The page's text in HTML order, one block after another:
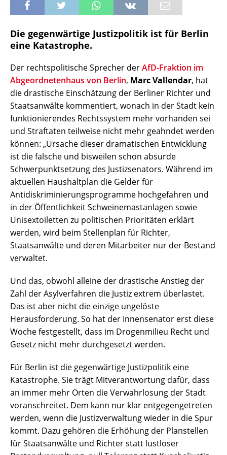
Die gegenwärtige Justizpolitik ist für Berlin
eine Katastrophe.
Der rechtspolitische Sprecher derAfD-Fraktion im
Abgeordnetenhaus von Berlin, Marc Vallendar, hat
die drastische Einschätzung der Berliner Richter und
Staatsanwälte kommentiert, wonach in der Stadt kein
funktionierendes Rechtssystem mehr vorhanden sei
und Straftaten teilweise nicht mehr geahndet werden
können: „Ursache dieser dramatischen Entwicklung
ist die falsche und bisweilen schon absurde
Schwerpunktsetzung des Justizsenators. Während im
aktuellen Haushaltplan die Gelder für
Antidiskriminierungsprogramme hochgefahren und
in der Öffentlichkeit Schweinemastanlagen sowie
Unisextoiletten zu politischen Prioritäten erklärt
werden, wird beim Stellenplan für Richter,
Staatsanwälte und deren Mitarbeiter nur der Bestand
verwaltet.
Und das, obwohl alleine der drastische Anstieg der
Zahl der Asylverfahren die Justiz extrem überlastet.
Das ist aber nicht die einzige ungelöste
Herausforderung. So hat der Innensenator erst diese
Woche festgestellt, dass im Drogenmilieu Recht und
Gesetz nicht mehr durchgesetzt werden.
Für Berlin ist die gegenwärtige Justizpolitik eine
Katastrophe. Sie trägt Mitverantwortung dafür, dass
an immer mehr Orten die Verwahrlosung der Stadt
voranschreitet. Dem kann nur klar entgegengetreten
werden, wenn die Justizverwaltung wieder in die Spur
kommt. Dazu gehören die Erhöhung der Planstellen
für Staatsanwälte und Richter statt lustloser